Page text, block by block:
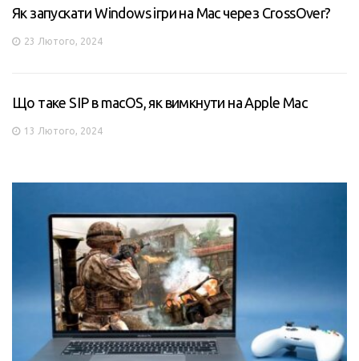
Як запускати Windows ігри на Mac через CrossOver?
23 Лютого, 2024
Що таке SIP в macOS, як вимкнути на Apple Mac
13 Лютого, 2024